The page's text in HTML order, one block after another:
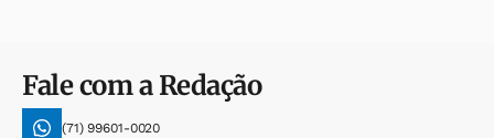
Fale com a Redação
(71) 99601-0020